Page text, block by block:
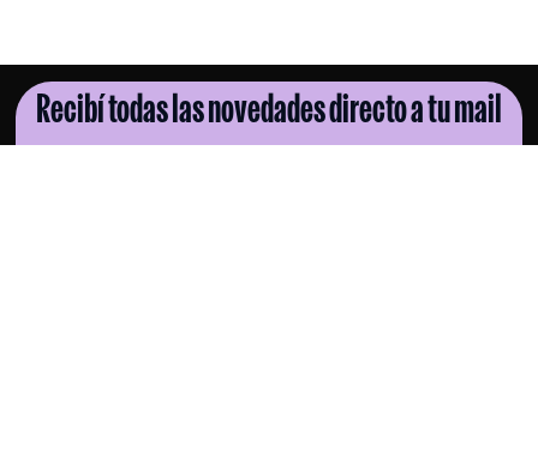
Recibí todas las novedades directo a tu mail